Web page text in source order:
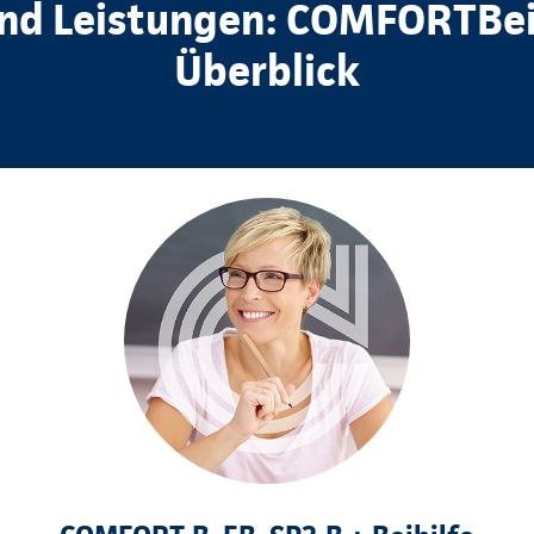
Leistungen:
Überblick